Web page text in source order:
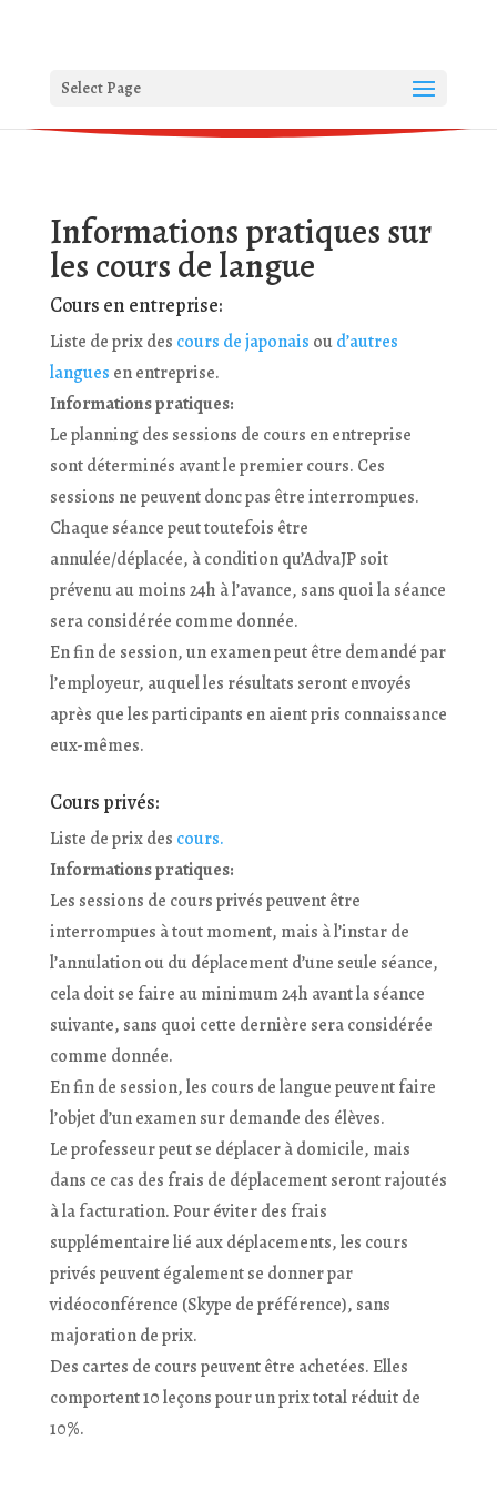
Select Page
Informations pratiques sur
les cours de langue
Cours en entreprise:
Liste de prix des cours de japonais oud’autres
langues en entreprise.
Informations pratiques:
Le planning des sessions de cours en entreprise
sont déterminés avant le premier cours. Ces
sessions ne peuvent donc pas être interrompues.
Chaque séance peut toutefois être
annulée/déplacée, à condition qu’AdvaJP soit
prévenu au moins 24h à l’avance, sans quoi la séance
sera considérée comme donnée.
En fin de session, un examen peut être demandé par
l’employeur, auquel les résultats seront envoyés
après que les participants en aient pris connaissance
eux-mêmes.
Cours privés:
Liste de prix des cours.
Informations pratiques:
Les sessions de cours privés peuvent être
interrompues à tout moment, mais à l’instar de
l’annulation ou du déplacement d’une seule séance,
cela doit se faire au minimum 24h avant la séance
suivante, sans quoi cette dernière sera considérée
comme donnée.
En fin de session, les cours de langue peuvent faire
l’objet d’un examen sur demande des élèves.
Le professeur peut se déplacer à domicile, mais
dans ce cas des frais de déplacement seront rajoutés
à la facturation. Pour éviter des frais
supplémentaire lié aux déplacements, les cours
privés peuvent également se donner par
vidéoconférence (Skype de préférence), sans
majoration de prix.
Des cartes de cours peuvent être achetées. Elles
comportent 10 leçons pour un prix total réduit de
10%.